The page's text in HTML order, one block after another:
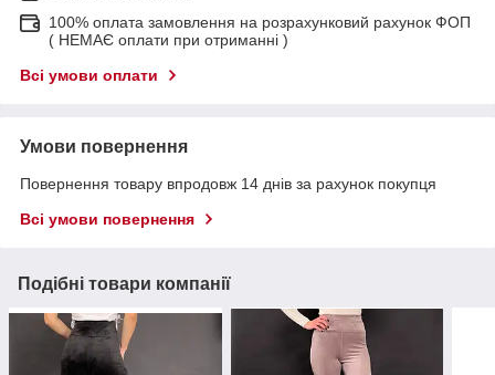
100% оплата замовлення на розрахунковий рахунок ФОП
( НЕМАЄ оплати при отриманні )
Всі умови оплати
Умови повернення
Повернення товару впродовж 14 днів за рахунок покупця
Всі умови повернення
Подібні товари компанії